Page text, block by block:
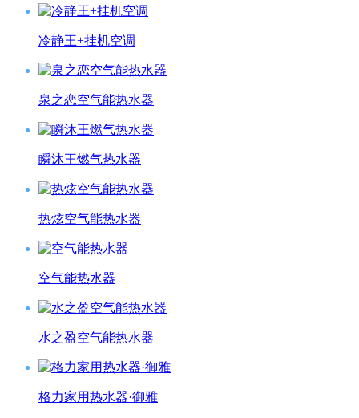
冷静王+挂机空调
泉之恋空气能热水器
瞬沐王燃气热水器
热炫空气能热水器
空气能热水器
水之盈空气能热水器
格力家用热水器·御雅